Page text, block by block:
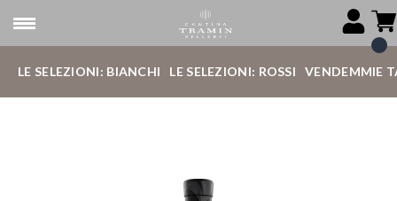
LE SELEZIONI: BIANCHI LE SELEZIONI: ROSSI VENDEMMIE